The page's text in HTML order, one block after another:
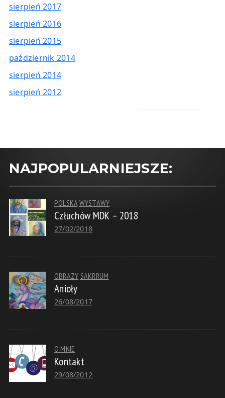
sierpień 2017
sierpień 2016
sierpień 2015
październik 2014
sierpień 2014
sierpień 2012
NAJPOPULARNIEJSZE:
POLSKA WYSTAWY
Człuchów MDK – 2018
27/02/2018
OBRAZY SAKRRUM
Anioły
26/08/2017
O MNIE
Kontakt
29/08/2012